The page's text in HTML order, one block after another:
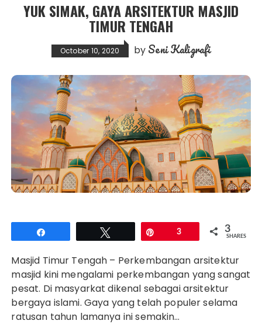
YUK SIMAK, GAYA ARSITEKTUR MASJID
TIMUR TENGAH
October 10, 2020 by Seni Kaligrafi
3 3
SHARES
Masjid Timur Tengah – Perkembangan arsitektur
masjid kini mengalami perkembangan yang sangat
pesat. Di masyarkat dikenal sebagai arsitektur
bergaya islami. Gaya yang telah populer selama
ratusan tahun lamanya ini semakin…